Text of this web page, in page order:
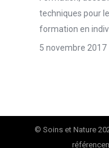
techniques pour
formation en
5 novembre 2017
© Soins et Nature